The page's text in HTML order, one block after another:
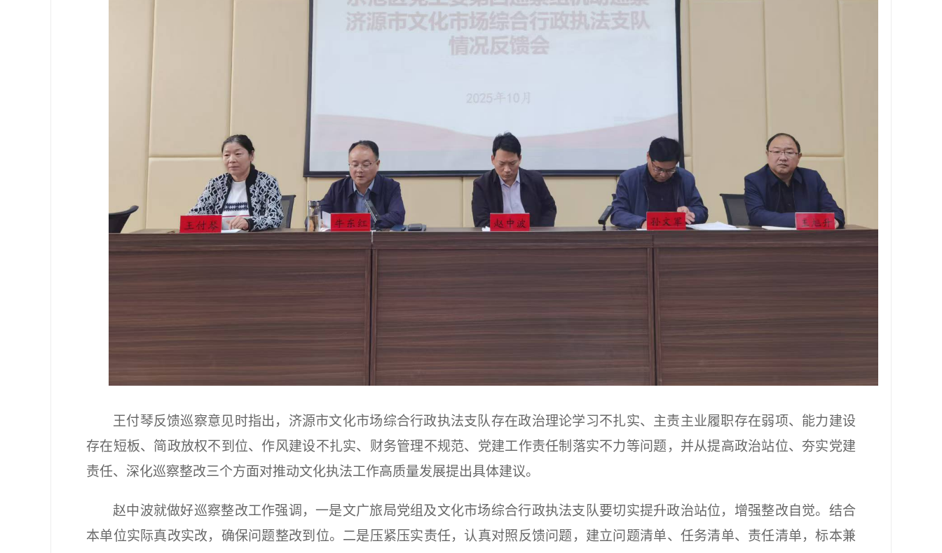
王付琴反馈巡察意见时指出，济源市文化市场综合行政执法支队存在政治理论学习不扎实、主责主业履职存在弱项、能力建设
存在短板、简政放权不到位、作风建设不扎实、财务管理不规范、党建工作责任制落实不力等问题，并从提高政治站位、夯实党建
责任、深化巡察整改三个方面对推动文化执法工作高质量发展提出具体建议。
赵中波就做好巡察整改工作强调，一是文广旅局党组及文化市场综合行政执法支队要切实提升政治站位，增强整改自觉。结合
本单位实际真改实改，确保问题整改到位。二是压紧压实责任，认真对照反馈问题，建立问题清单、任务清单、责任清单，标本兼